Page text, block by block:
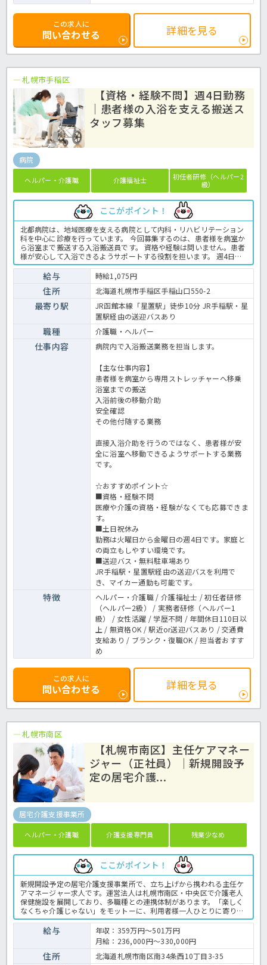
この求人に
問い合わせる 詳細を見る
札幌市手稲区
【資格・経験不問】週4日勤務
｜患者様の入浴を支える搬送ス
タッフ募集
病院
ヘルパー・介護職 介護福祉士
初任者研修（ヘルパー2
級）
ここがポイント！
北都病院は、地域医療を支える病院として内科・リハビリテーション
科を中心に診療を行っています。 今回募集するのは、患者様を病室か
ら浴室まで搬送する入浴搬送員です。 資格や経験は問いません。患者
様が安心して入浴できるようサポートする役割を担います。 週4日・9
時から16時までの勤務で、土日祝休みのため、家庭やプライベートと
の両立を目指したい方にもおすすめです。 病院での入浴業務全般で
す。 ＜介護職 パート 病院の入浴搬送員求人＞
給与 時給1,075円
住所 北海道札幌市手稲区手稲山口550-2
最寄り駅
JR函館本線「星置駅」徒歩10分 JR手稲駅・星
置駅経由の送迎バスあり
職種 介護職・ヘルパー
仕事内容 病院内で入浴搬送業務を担当します。
【主な仕事内容】
患者様を病室から専用ストレッチャーへ移乗
浴室までの搬送
入浴前後の移動介助
安全確認
その他付随する業務
直接入浴介助を行うのではなく、患者様が安
全に浴室へ移動できるようサポートする業務
です。
☆おすすめポイント☆
■資格・経験不問
医療や介護の資格・経験がなくても応募できま
す。
■土日祝休み
勤務は火曜日から金曜日の週4日です。家庭と
の両立もしやすい環境です。
■送迎バス・無料駐車場あり
JR手稲駅・星置駅経由の送迎バスを利用で
き、マイカー通勤も可能です。
特徴
ヘルパー・介護職 / 介護福祉士 / 初任者研修
（ヘルパー2級） / 実務者研修（ヘルパー1
級） / 女性活躍 / 学歴不問 / 年間休日110日以
上 / 無資格OK / 駅近or送迎バスあり / 交通費
支給あり / ブランク・復職OK / 担当者おすす
め
この求人に
問い合わせる 詳細を見る
札幌市南区
【札幌市南区】主任ケアマネー
ジャー（正社員）｜新規開設予
定の居宅介護...
居宅介護支援事業所
ヘルパー・介護職 介護支援専門員 残業少なめ
ここがポイント！
新規開設予定の居宅介護支援事業所で、立ち上げから携われる主任ケ
アマネージャー求人です。運営法人は札幌市南区・中央区で介護老人
保健施設を展開しており、多職種との連携体制があります。「楽しく
なくちゃ介護じゃない」をモットーに、利用者様一人ひとりに寄り添
うサービスを提供しています。職場の雰囲気や仕事内容について詳し
く知りたい方は、見学やご相談からでも歓迎しています。お気軽にお
問い合わせください。新しい事業所づくりに興味がある方や、これま
でのケアマネジメント経験を活かしてステップアップしたい方におす
すめです。介護支援専門員の業務全般です。〈介護支援専門員 正職
給与
年収：359万円～501万円
月給：236,000円～330,000円
住所 北海道札幌市南区南34条西10丁目3-35